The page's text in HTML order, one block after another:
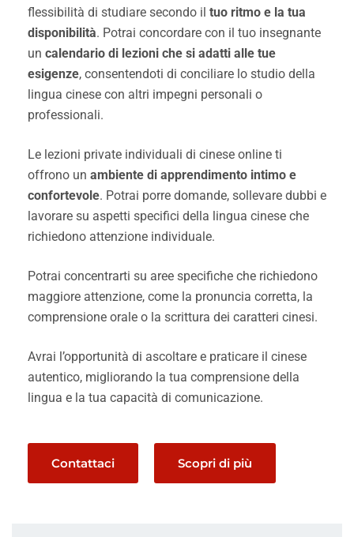
flessibilità di studiare secondo il tuo ritmo e la tua
disponibilità. Potrai concordare con il tuo insegnante
un calendario di lezioni che si adatti alle tue
esigenze, consentendoti di conciliare lo studio della
lingua cinese con altri impegni personali o
professionali.
Le lezioni private individuali di cinese online ti
offrono un ambiente di apprendimento intimo e
confortevole. Potrai porre domande, sollevare dubbi e
lavorare su aspetti specifici della lingua cinese che
richiedono attenzione individuale.
Potrai concentrarti su aree specifiche che richiedono
maggiore attenzione, come la pronuncia corretta, la
comprensione orale o la scrittura dei caratteri cinesi.
Avrai l’opportunità di ascoltare e praticare il cinese
autentico, migliorando la tua comprensione della
lingua e la tua capacità di comunicazione.
Contattaci Scopri di più